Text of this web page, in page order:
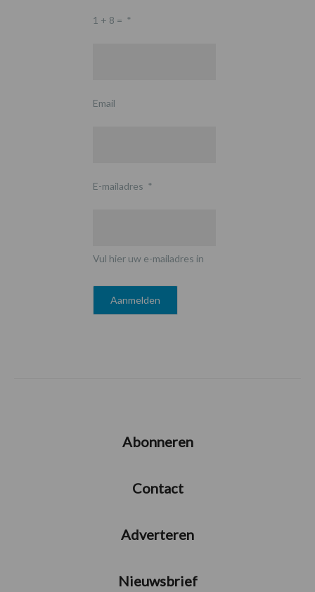
1 + 8 = *
Email
E-mailadres *
Vul hier uw e-mailadres in
Abonneren
Contact
Adverteren
Nieuwsbrief